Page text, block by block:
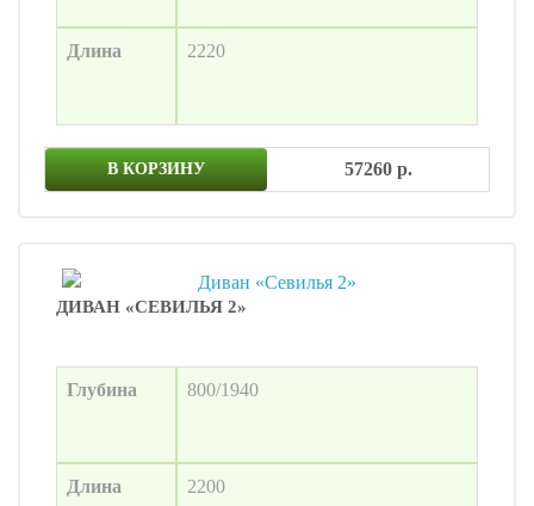
Длина 2220
В КОРЗИНУ 57260 р.
ДИВАН «СЕВИЛЬЯ 2»
Глубина 800/1940
Длина 2200